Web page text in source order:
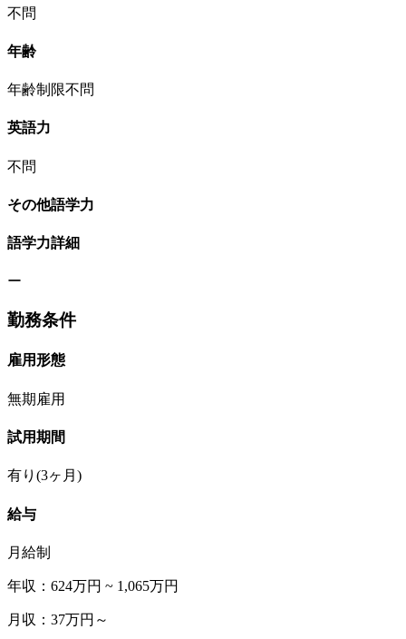
不問
年齢
年齢制限不問
英語力
不問
その他語学力
語学力詳細
ー
勤務条件
雇用形態
無期雇用
試用期間
有り(3ヶ月)
給与
月給制
年収：624万円 ~ 1,065万円
月収：37万円～